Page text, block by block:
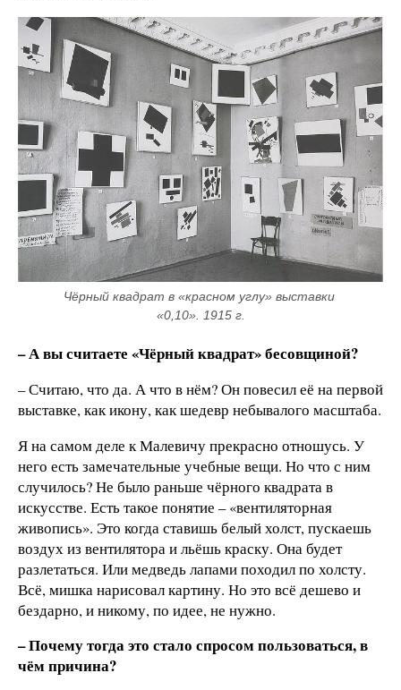
Чёрный квадрат в «красном углу» выставки
«0,10». 1915 г.
– А вы считаете «Чёрный квадрат» бесовщиной?
– Считаю, что да. А что в нём? Он повесил её на первой
выставке, как икону, как шедевр небывалого масштаба.
Я на самом деле к Малевичу прекрасно отношусь. У
него есть замечательные учебные вещи. Но что с ним
случилось? Не было раньше чёрного квадрата в
искусстве. Есть такое понятие – «вентиляторная
живопись». Это когда ставишь белый холст, пускаешь
воздух из вентилятора и льёшь краску. Она будет
разлетаться. Или медведь лапами походил по холсту.
Всё, мишка нарисовал картину. Но это всё дешево и
бездарно, и никому, по идее, не нужно.
– Почему тогда это стало спросом пользоваться, в
чём причина?